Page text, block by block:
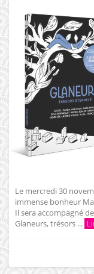
Le mercredi 30
immense bonheur
Il sera accompagné
Glaneurs, trésors ...